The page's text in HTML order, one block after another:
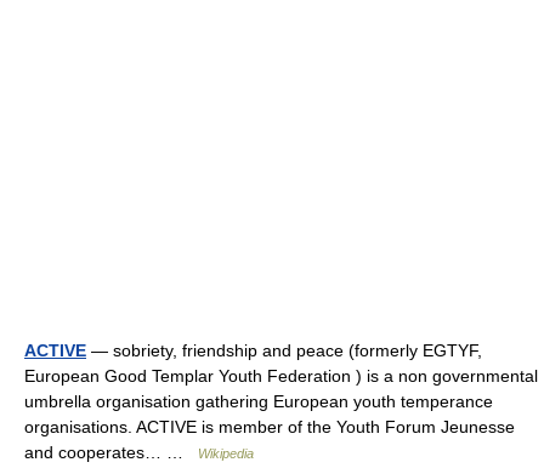
ACTIVE — sobriety, friendship and peace (formerly EGTYF,
European Good Templar Youth Federation ) is a non governmental
umbrella organisation gathering European youth temperance
organisations. ACTIVE is member of the Youth Forum Jeunesse
and cooperates… …
Wikipedia